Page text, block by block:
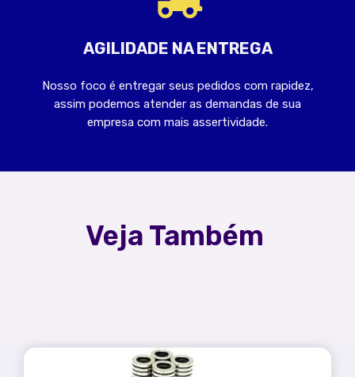
AGILIDADE NA ENTREGA
Nosso foco é entregar seus pedidos com rapidez,
assim podemos atender as demandas de sua
empresa com mais assertividade.
Veja Também